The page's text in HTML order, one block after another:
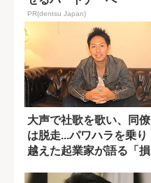
PR(dentsu Japan)
大声で社歌を歌い、同僚
は脱走...パワハラを乗り
越えた起業家が語る「損